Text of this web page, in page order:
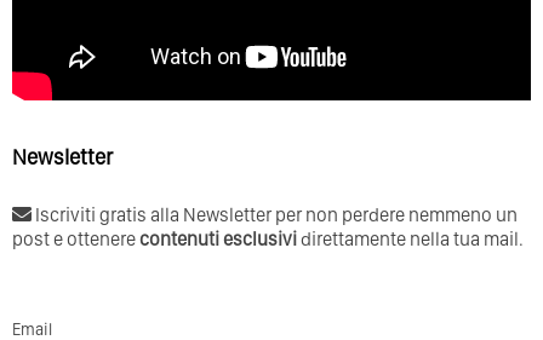
Newsletter
Iscriviti gratis alla Newsletter per non perdere nemmeno un
post e ottenerecontenuti esclusividirettamente nella tua mail.
Email